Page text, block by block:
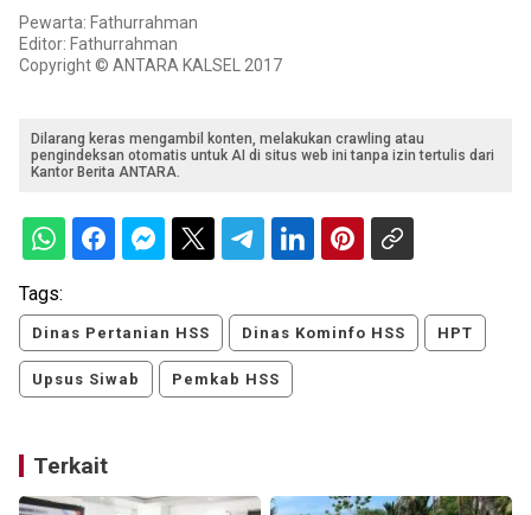
Pewarta: Fathurrahman
Editor: Fathurrahman
Copyright © ANTARA KALSEL 2017
Dilarang keras mengambil konten, melakukan crawling atau
pengindeksan otomatis untuk AI di situs web ini tanpa izin tertulis dari
Kantor Berita ANTARA.
Tags:
Dinas Pertanian HSS Dinas Kominfo HSS HPT
Upsus Siwab Pemkab HSS
Terkait